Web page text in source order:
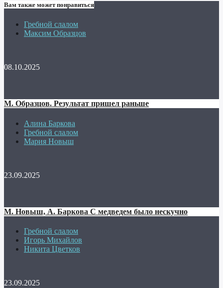
Вам также может понравиться
Гребной слалом
Максим Образцов
08.10.2025
М. Образцов. Результат пришел раньше
Алина Баркова
Гребной слалом
Мария Новыш
23.09.2025
М. Новыш, А. Баркова С медведем было нескучно
Гребной слалом
Игорь Михайлов
Никита Цветков
23.09.2025